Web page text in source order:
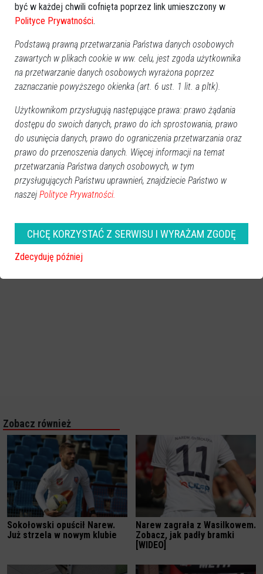
Więcej o:Walne Zebranie OSP,sprawozdanie finansowe
absolutorium zarządu,plan działalności 2025,goście
honorowi
Zobacz również
Sokołowski opuścił Narew.
Już strzela w nowym klubie
Narew zagrała z Wasilkowem.
Zobacz, jak padły bramki
[WIDEO]
być w każdej chwili cofnięta poprzez link umieszczony w
Polityce Prywatności.
Podstawą prawną przetwarzania Państwa danych osobowych
zawartych w plikach cookie w ww. celu, jest zgoda użytkownika
na przetwarzanie danych osobowych wyrażona poprzez
zaznaczanie powyższego okienka (art. 6 ust. 1 lit. a pltk).
Użytkownikom przysługują następujące prawa: prawo żądania
dostępu do swoich danych, prawo do ich sprostowania, prawo
do usunięcia danych, prawo do ograniczenia przetwarzania oraz
prawo do przenoszenia danych. Więcej informacji na temat
przetwarzania Państwa danych osobowych, w tym
przysługujących Państwu uprawnień, znajdziecie Państwo w
naszej Polityce Prywatności.
CHCĘ KORZYSTAĆ Z SERWISU I WYRAŻAM ZGODĘ
Zdecyduję później